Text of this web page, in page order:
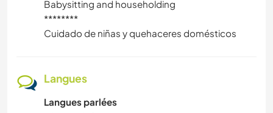
DANSE
Babysitting and householding
********
Cuidado de niñas y quehaceres domésticos
Langues
Langues parlées